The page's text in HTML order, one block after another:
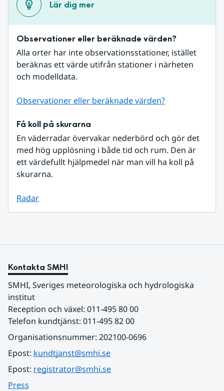
Lär dig mer
Observationer eller beräknade värden?
Alla orter har inte observationsstationer, istället
beräknas ett värde utifrån stationer i närheten
och modelldata.
Observationer eller beräknade värden?
Få koll på skurarna
En väderradar övervakar nederbörd och gör det
med hög upplösning i både tid och rum. Den är
ett värdefullt hjälpmedel när man vill ha koll på
skurarna.
Radar
Kontakta SMHI
SMHI, Sveriges meteorologiska och hydrologiska
institut
Reception och växel: 011-495 80 00
Telefon kundtjänst: 011-495 82 00
Organisationsnummer: 202100-0696
Epost: kundtjanst@smhi.se
Epost: registrator@smhi.se
Press